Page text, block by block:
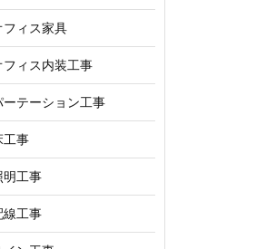
フィス家具
フィス内装工事
ーテーション工事
工事
明工事
線工事